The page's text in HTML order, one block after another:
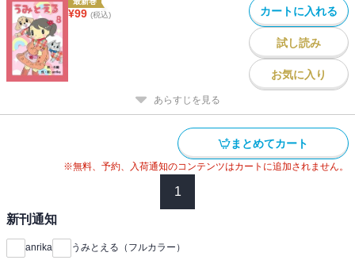
¥99 (税込) カートに入れる
試し読み
お気に入り
あらすじを見る
まとめてカート
※無料、予約、入荷通知のコンテンツはカートに追加されません。
1
新刊通知
anrika うみとえる（フルカラー）